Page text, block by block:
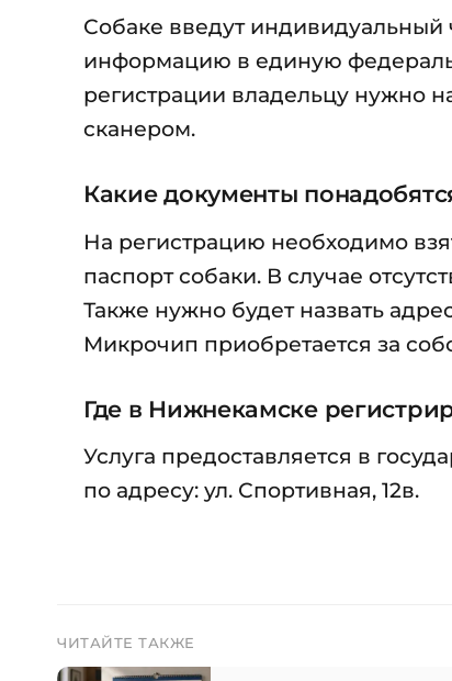
Собаке введут индивидуальный
информацию в единую
регистрации владельцу нужно
сканером.
Какие документы
На регистрацию необходимо
паспорт собаки. В случае
Также нужно будет назвать
Микрочип приобретается за
Где в Нижнекамске
Услуга предоставляется в
по адресу: ул. Спортивная, 12в.
ЧИТАЙТЕ ТАКЖЕ